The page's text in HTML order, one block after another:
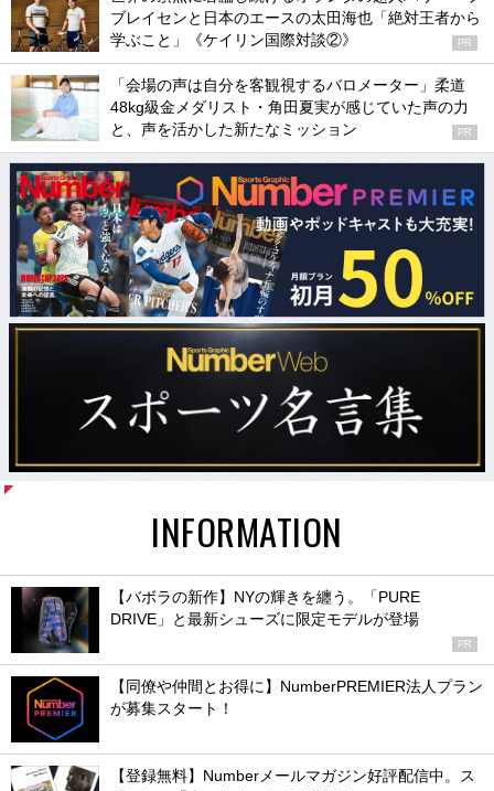
ブレイセンと日本のエースの太田海也「絶対王者から
学ぶこと」《ケイリン国際対談②》
PR
「会場の声は自分を客観視するバロメーター」柔道
48kg級金メダリスト・角田夏実が感じていた声の力
と、声を活かした新たなミッション
PR
INFORMATION
【バボラの新作】NYの輝きを纏う。「PURE
DRIVE」と最新シューズに限定モデルが登場
PR
【同僚や仲間とお得に】NumberPREMIER法人プラン
が募集スタート！
【登録無料】Numberメールマガジン好評配信中。ス